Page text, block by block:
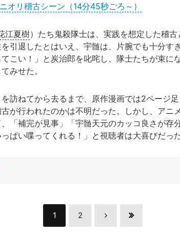
オリ稽古シーン（14分45秒ごろ～）
江夏樹）たち鬼殺隊士は、実践を想定した稽
引退したとはいえ、宇髄は、片腕でも十分す
こい！」と炭治郎を叱咤し、隊士たちが束に
みせた。
訪ねてから去るまで、原作漫画では2ページ
が行われたのかは不明だった。しかし、アニ
「補完が見事」「宇髄天元のカッコ良さが存
ぱい喋ってくれる！」と視聴者は大喜びだった
1 2